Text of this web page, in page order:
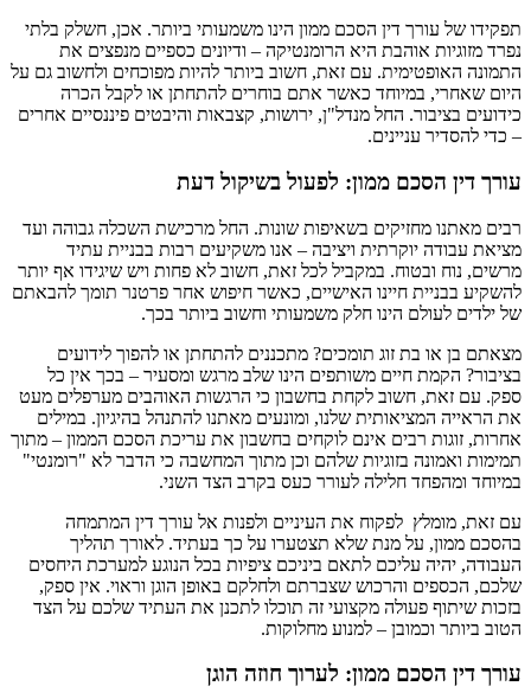
תפקידו של עורך דין הסכם ממון הינו משמעותי ביותר. אכן, חשלק בלתי
נפרד מזוגיות אוהבת היא הרומנטיקה – ודיונים כספיים מנפצים את
התמונה האופטימית. עם זאת, חשוב ביותר להיות מפוכחים ולחשוב גם על
היום שאחרי, במיוחד כאשר אתם בוחרים להתחתן או לקבל הכרה
כידועים בציבור. החל מנדל"ן, ירושות, קצבאות והיבטים פיננסיים אחרים
– כדי להסדיר עניינים.
עורך דין הסכם ממון: לפעול בשיקול דעת
רבים מאתנו מחזיקים בשאיפות שונות. החל מרכישת השכלה גבוהה ועד
מציאת עבודה יוקרתית ויציבה – אנו משקיעים רבות בבניית עתיד
מרשים, נוח ובטוח. במקביל לכל זאת, חשוב לא פחות ויש שיגידו אף יותר
להשקיע בבניית חיינו האישיים, כאשר חיפוש אחר פרטנר תומך להבאתם
של ילדים לעולם הינו חלק משמעותי וחשוב ביותר בכך.
מצאתם בן או בת זוג תומכים? מתכננים להתחתן או להפוך לידועים
בציבור? הקמת חיים משותפים הינו שלב מרגש ומסעיר – בכך אין כל
ספק. עם זאת, חשוב לקחת בחשבון כי הרגשות האוהבים מערפלים מעט
את הראייה המציאותית שלנו, ומונעים מאתנו להתנהל בהיגיון. במילים
אחרות, זוגות רבים אינם לוקחים בחשבון את עריכת הסכם הממון – מתוך
תמימות ואמונה בזוגיות שלהם וכן מתוך המחשבה כי הדבר לא "רומנטי"
במיוחד ומהפחד חלילה לעורר כעס בקרב הצד השני.
עם זאת, מומלץ לפקוח את העיניים ולפנות אל עורך דין המתמחה
בהסכם ממון, על מנת שלא תצטערו על כך בעתיד. לאורך תהליך
העבודה, יהיה עליכם לתאם ביניכם ציפיות בכל הנוגע למערכת היחסים
שלכם, הכספים והרכוש שצברתם ולחלקם באופן הוגן וראוי. אין ספק,
בזכות שיתוף פעולה מקצועי זה תוכלו לתכנן את העתיד שלכם על הצד
הטוב ביותר וכמובן – למנוע מחלוקות.
עורך דין הסכם ממון: לערוך חוזה הוגן